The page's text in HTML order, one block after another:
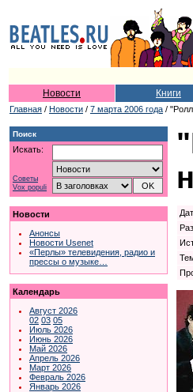
Новости Книги
Главная / Новости / 7 марта 2006 года /
Поиск
Искать:
Советы
Vox populi
Новости
Анонсы
Новости Usenet
«Перлы» телевидения, радио и
прессы о музыке…
Календарь
Август 2026
02 03 05
Июль 2026
Июнь 2026
Май 2026
Апрель 2026
Март 2026
Февраль 2026
Январь 2026